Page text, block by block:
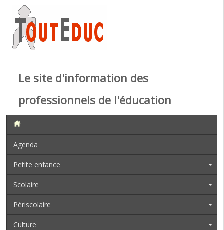
Le site d'information des
professionnels de l'éducation
Agenda
Petite enfance
Scolaire
Périscolaire
Culture